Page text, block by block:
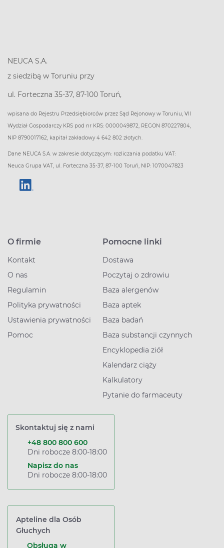
NEUCA S.A.
z siedzibą w Toruniu przy
ul. Forteczna 35-37, 87-100 Toruń,
wpisana do Rejestru Przedsiębiorców przez Sąd Rejonowy w Toruniu, VII
Wydział Gospodarczy KRS pod nr KRS: 0000049872, REGON 870227804,
NIP 8790017162, kapitał zakładowy 4 642 802 złotych.
Dane NEUCA S.A. w zakresie dotyczącym: rozliczania podatku VAT:
Neuca Grupa VAT, ul. Forteczna 35-37, 87-100 Toruń, NIP: 1070047823
O firmie
Kontakt
O nas
Regulamin
Polityka prywatności
Ustawienia prywatności
Pomoc
Pomocne linki
Dostawa
Poczytaj o zdrowiu
Baza alergenów
Baza aptek
Baza badań
Baza substancji czynnych
Encyklopedia ziół
Kalendarz ciąży
Kalkulatory
Pytanie do farmaceuty
Skontaktuj się z nami
+48 800 800 600
Dni robocze 8:00-18:00
Napisz do nas
Dni robocze 8:00-18:00
Apteline dla Osób
Głuchych
Obsługa w